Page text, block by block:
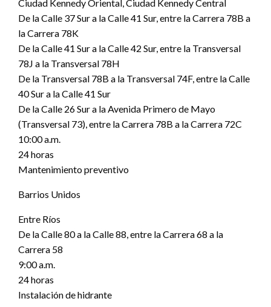
Ciudad Kennedy Oriental, Ciudad Kennedy Central
De la Calle 37 Sur a la Calle 41 Sur, entre la Carrera 78B a
la Carrera 78K
De la Calle 41 Sur a la Calle 42 Sur, entre la Transversal
78J a la Transversal 78H
De la Transversal 78B a la Transversal 74F, entre la Calle
40 Sur a la Calle 41 Sur
De la Calle 26 Sur a la Avenida Primero de Mayo
(Transversal 73), entre la Carrera 78B a la Carrera 72C
10:00 a.m.
24 horas
Mantenimiento preventivo
Barrios Unidos
Entre Ríos
De la Calle 80 a la Calle 88, entre la Carrera 68 a la
Carrera 58
9:00 a.m.
24 horas
Instalación de hidrante